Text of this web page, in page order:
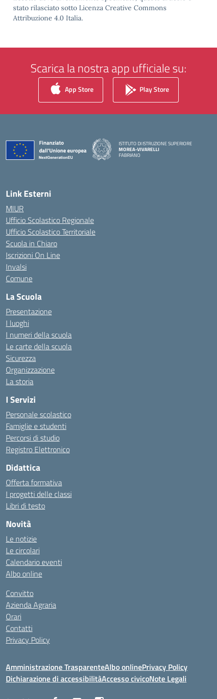
stato rilasciato sotto Licenza Creative Commons
Attribuzione 4.0 Italia.
Scarica la nostra app ufficiale su:
App Store Play Store
ISTITUTO DI ISTRUZIONE SUPERIORE
MOREA-VIVARELLI
FABRIANO
Link Esterni
MIUR
Ufficio Scolastico Regionale
Ufficio Scolastico Territoriale
Scuola in Chiaro
Iscrizioni On Line
Invalsi
Comune
La Scuola
Presentazione
I luoghi
I numeri della scuola
Le carte della scuola
Sicurezza
Organizzazione
La storia
I Servizi
Personale scolastico
Famiglie e studenti
Percorsi di studio
Registro Elettronico
Didattica
Offerta formativa
I progetti delle classi
Libri di testo
Novità
Le notizie
Le circolari
Calendario eventi
Albo online
Convitto
Azienda Agraria
Orari
Contatti
Privacy Policy
Amministrazione TrasparenteAlbo onlinePrivacy Policy
Dichiarazione di accessibilitàAccesso civicoNote Legali